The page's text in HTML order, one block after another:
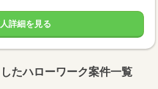
詳細を見る
たハローワーク案件一覧